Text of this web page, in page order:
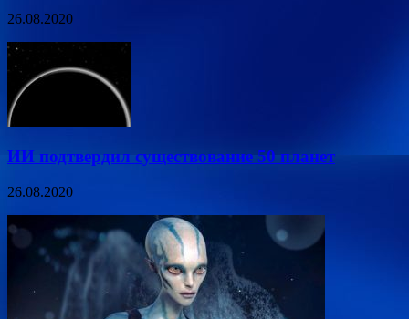
26.08.2020
ИИ подтвердил существование 50 планет
26.08.2020